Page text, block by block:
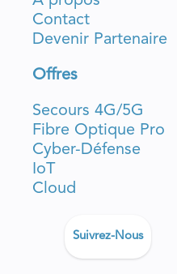
Contact
Devenir Partenaire
Offres
Secours 4G/5G
Fibre Optique Pro
Cyber-Défense
IoT
Cloud
Suivrez-Nous